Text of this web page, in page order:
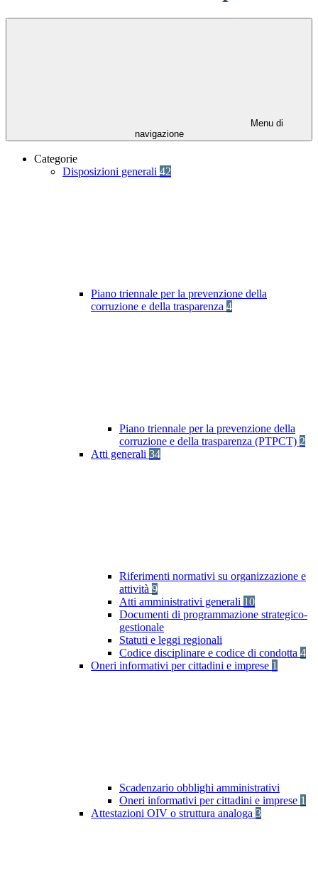
Menu di
navigazione
Categorie
Disposizioni generali 42
Piano triennale per la prevenzione della
corruzione e della trasparenza 4
Piano triennale per la prevenzione della
corruzione e della trasparenza (PTPCT) 2
Atti generali 34
Riferimenti normativi su organizzazione e
attività 9
Atti amministrativi generali 10
Documenti di programmazione strategico-
gestionale
Statuti e leggi regionali
Codice disciplinare e codice di condotta 4
Oneri informativi per cittadini e imprese 1
Scadenzario obblighi amministrativi
Oneri informativi per cittadini e imprese 1
Attestazioni OIV o struttura analoga 3